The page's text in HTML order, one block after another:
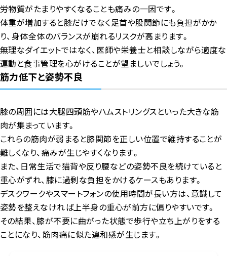
労物質がたまりやすくなることも痛みの一因です。
体重が増加すると膝だけでなく足首や股関節にも負担がかか
り、身体全体のバランスが崩れるリスクが高まります。
無理なダイエットではなく、医師や栄養士と相談しながら適度な
運動と食事管理を心がけることが望ましいでしょう。
筋力低下と姿勢不良
膝の周囲には大腿四頭筋やハムストリングスといった大きな筋
肉が集まっています。
これらの筋肉が弱まると膝関節を正しい位置で維持することが
難しくなり、痛みが生じやすくなります。
また、日常生活で猫背や反り腰などの姿勢不良を続けていると
重心がずれ、膝に過剰な負担をかけるケースもあります。
デスクワークやスマートフォンの使用時間が長い方は、意識して
姿勢を整えなければ上半身の重心が前方に偏りやすいです。
その結果、膝が不要に曲がった状態で歩行や立ち上がりをする
ことになり、筋肉痛に似た違和感が生じます。